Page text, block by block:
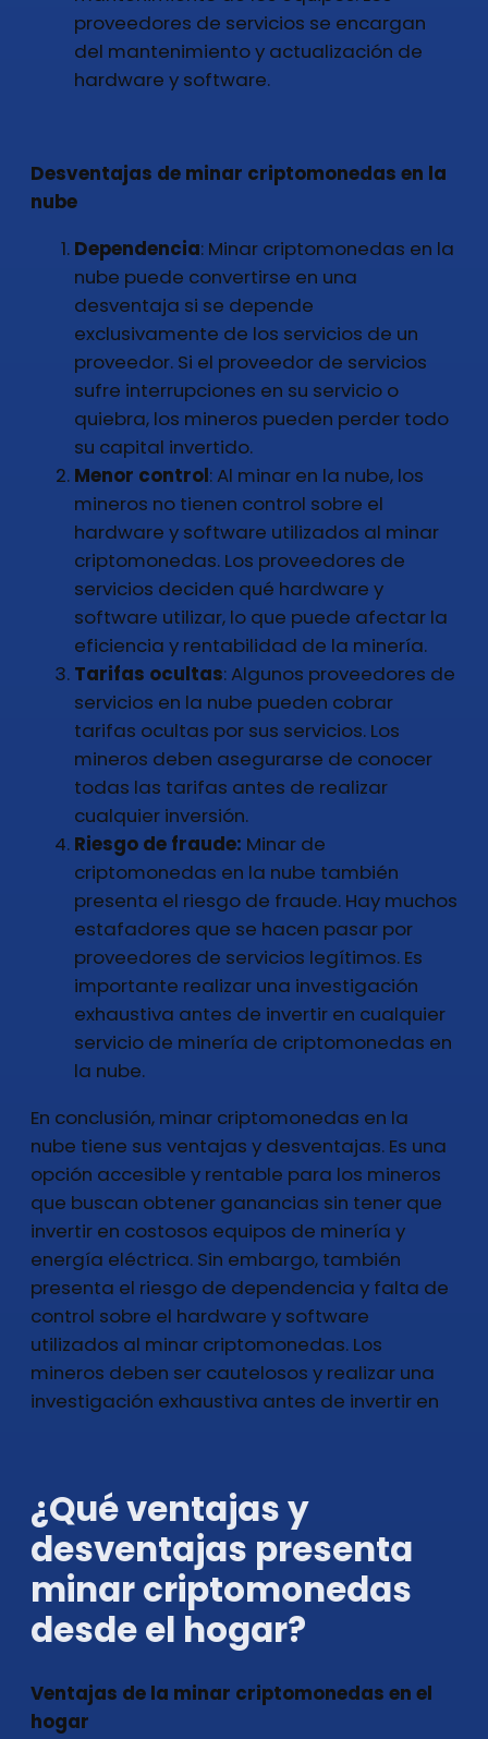
proveedores de servicios se encargan
del mantenimiento y actualización de
hardware y software.
Desventajas de minar criptomonedas en la
nube
Dependencia: Minar criptomonedas en la
nube puede convertirse en una
desventaja si se depende
exclusivamente de los servicios de un
proveedor. Si el proveedor de servicios
sufre interrupciones en su servicio o
quiebra, los mineros pueden perder todo
su capital invertido.
Menor control: Al minar en la nube, los
mineros no tienen control sobre el
hardware y software utilizados al minar
criptomonedas. Los proveedores de
servicios deciden qué hardware y
software utilizar, lo que puede afectar la
eficiencia y rentabilidad de la minería.
Tarifas ocultas: Algunos proveedores de
servicios en la nube pueden cobrar
tarifas ocultas por sus servicios. Los
mineros deben asegurarse de conocer
todas las tarifas antes de realizar
cualquier inversión.
Riesgo de fraude: Minar de
criptomonedas en la nube también
presenta el riesgo de fraude. Hay muchos
estafadores que se hacen pasar por
proveedores de servicios legítimos. Es
importante realizar una investigación
exhaustiva antes de invertir en cualquier
servicio de minería de criptomonedas en
la nube.
En conclusión, minar criptomonedas en la
nube tiene sus ventajas y desventajas. Es una
opción accesible y rentable para los mineros
que buscan obtener ganancias sin tener que
invertir en costosos equipos de minería y
energía eléctrica. Sin embargo, también
presenta el riesgo de dependencia y falta de
control sobre el hardware y software
utilizados al minar criptomonedas. Los
mineros deben ser cautelosos y realizar una
investigación exhaustiva antes de invertir en
¿Qué ventajas y
desventajas presenta
minar criptomonedas
desde el hogar?
Ventajas de la minar criptomonedas en el
hogar